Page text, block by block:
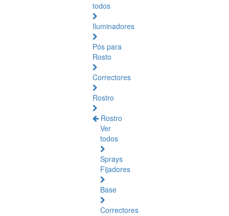
todos
Iluminadores
Pós para
Rosto
Correctores
Rostro
Rostro
Ver
todos
Sprays
Fijadores
Base
Correctores